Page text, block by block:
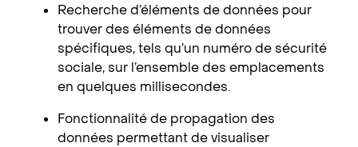
Recherche d’éléments de données pour
trouver des éléments de données
spécifiques, tels qu’un numéro de sécurité
sociale, sur l’ensemble des emplacements
en quelques millisecondes.
Fonctionnalité de propagation des
données permettant de visualiser